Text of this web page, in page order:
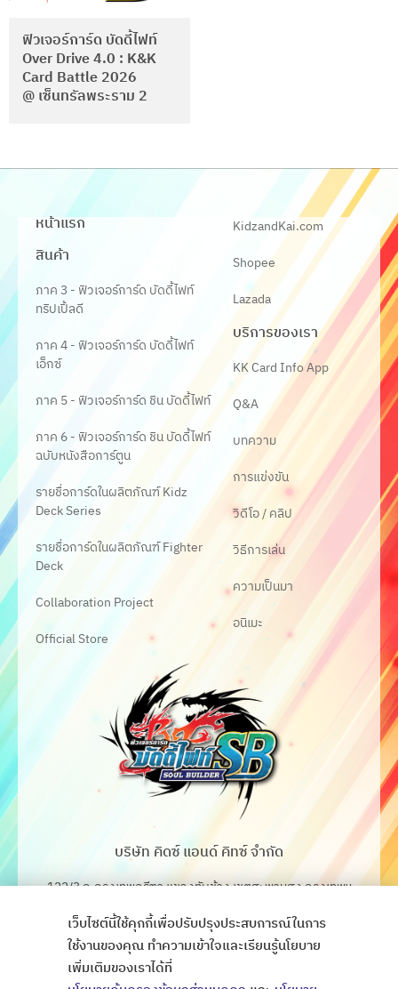
ฟิวเจอร์การ์ด บัดดี้ไฟท์
Over Drive 4.0 : K&K
Card Battle 2026
@ เซ็นทรัลพระราม 2
หน้าแรก
สินค้า
ภาค 3 - ฟิวเจอร์การ์ด บัดดี้ไฟท์
ทริปเปิ้ลดี
ภาค 4 - ฟิวเจอร์การ์ด บัดดี้ไฟท์
เอ็กซ์
ภาค 5 - ฟิวเจอร์การ์ด ชิน บัดดี้ไฟท์
ภาค 6 - ฟิวเจอร์การ์ด ชิน บัดดี้ไฟท์
ฉบับหนังสือการ์ตูน
รายชื่อการ์ดในผลิตภัณฑ์ Kidz
Deck Series
รายชื่อการ์ดในผลิตภัณฑ์ Fighter
Deck
Collaboration Project
Official Store
KidzandKai.com
Shopee
Lazada
บริการของเรา
KK Card Info App
Q&A
บทความ
การแข่งขัน
วิดีโอ / คลิป
วิธีการเล่น
ความเป็นมา
อนิเมะ
บริษัท คิดซ์ แอนด์ คิทซ์ จำกัด
122/3 ถ.กรุงเทพกรีฑา แขวงทับช้าง เขตสะพานสูง กรุงเทพฯ
โทร. 02-368-4106-7
Fax. 02-368-4105
เว็บไซต์นี้ใช้คุกกี้เพื่อปรับปรุงประสบการณ์ในการ
ใช้งานของคุณ ทำความเข้าใจและเรียนรู้นโยบาย
เพิ่มเติมของเราได้ที่